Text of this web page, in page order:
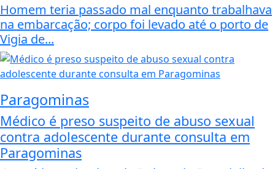
Homem teria passado mal enquanto trabalhava
na embarcação; corpo foi levado até o porto de
Vigia de...
Paragominas
Médico é preso suspeito de abuso sexual
contra adolescente durante consulta em
Paragominas